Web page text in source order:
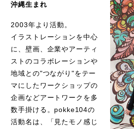
沖縄生まれ
2003年より活動。
イラストレーションを中心
に、壁画、企業やアーティ
ストのコラボレーションや
地域との"つながり"をテー
マにしたワークショップの
企画などアートワークを多
数手掛ける。 pokke104の
活動名は、「見たモノ感じ